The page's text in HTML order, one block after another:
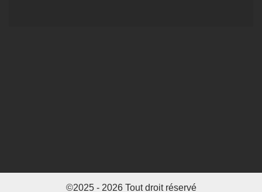
©2025 - 2026 Tout droit réservé